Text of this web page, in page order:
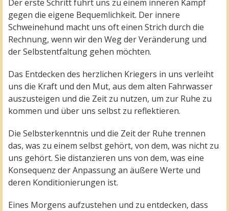
Der erste Schritt führt uns zu einem inneren Kampf
gegen die eigene Bequemlichkeit. Der innere
Schweinehund macht uns oft einen Strich durch die
Rechnung, wenn wir den Weg der Veränderung und
der Selbstentfaltung gehen möchten.
Das Entdecken des herzlichen Kriegers in uns verleiht
uns die Kraft und den Mut, aus dem alten Fahrwasser
auszusteigen und die Zeit zu nutzen, um zur Ruhe zu
kommen und über uns selbst zu reflektieren.
Die Selbsterkenntnis und die Zeit der Ruhe trennen
das, was zu einem selbst gehört, von dem, was nicht zu
uns gehört. Sie distanzieren uns von dem, was eine
Konsequenz der Anpassung an äußere Werte und
deren Konditionierungen ist.
Eines Morgens aufzustehen und zu entdecken, dass